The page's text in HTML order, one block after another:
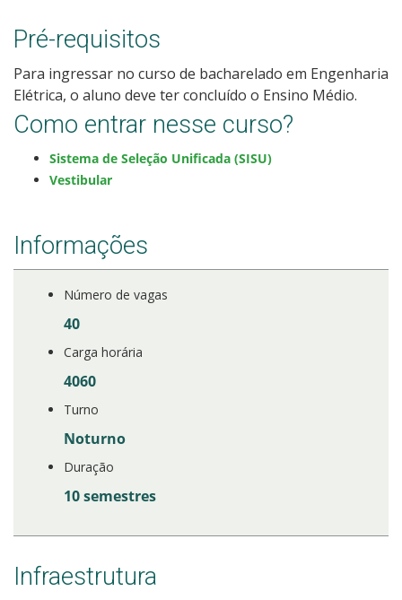
Provas e Gabaritos
Estatísticas dos Processos Seletivos
Cadastro de interesse
Pré-requisitos
Para ingressar no curso de bacharelado em Engenharia
Elétrica, o aluno deve ter concluído o Ensino Médio.
Como entrar nesse curso?
Sistema de Seleção Unificada (SISU)
Vestibular
Informações
Número de vagas
40
Carga horária
4060
Turno
Noturno
Duração
10 semestres
Infraestrutura